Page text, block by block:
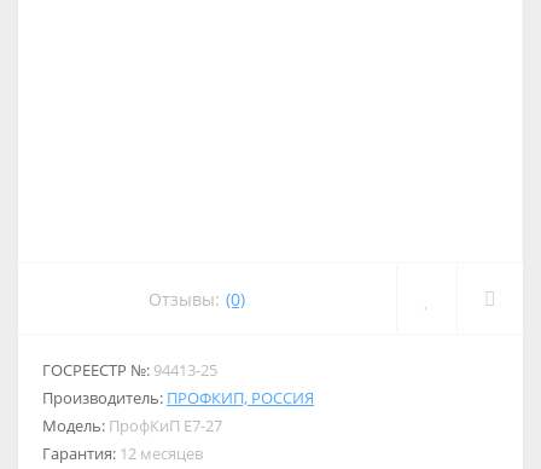
Отзывы: (0)
ГОСРЕЕСТР №: 94413-25
Производитель: ПРОФКИП, РОССИЯ
Модель: ПрофКиП Е7-27
Гарантия: 12 месяцев